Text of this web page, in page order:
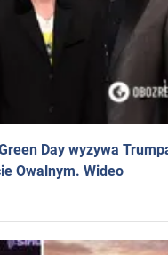
Day wyzywa
Owalnym. Wideo